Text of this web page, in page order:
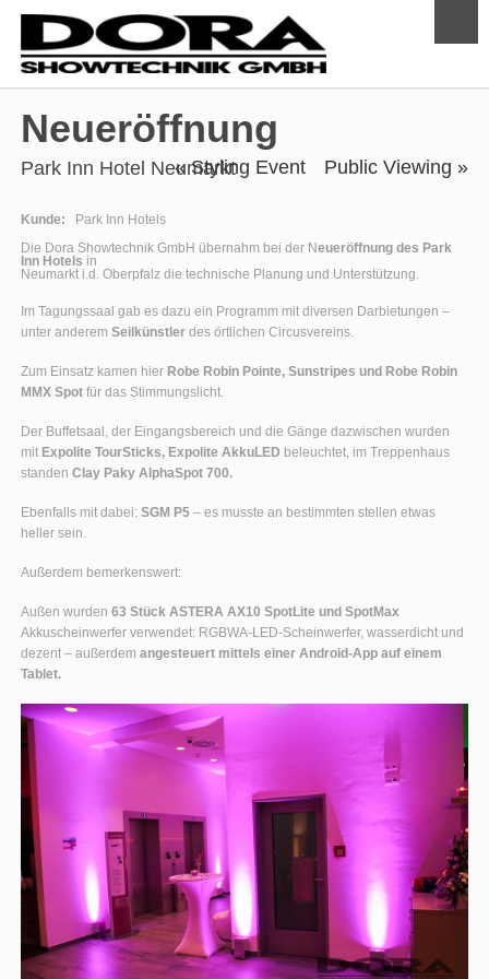
Neueröffnung
Park Inn Hotel Neumarkt« Styling Event Public Viewing »
Kunde:
Park Inn Hotels
Die Dora Showtechnik GmbH übernahm bei der Neueröffnung des Park
Inn Hotels in
Neumarkt i.d. Oberpfalz die technische Planung und Unterstützung.
Im Tagungssaal gab es dazu ein Programm mit diversen Darbietungen –
unter anderemSeilkünstler des örtlichen Circusvereins.
Zum Einsatz kamen hier Robe Robin Pointe, Sunstripes und Robe Robin
MMX Spot für das Stimmungslicht.
Der Buffetsaal, der Eingangsbereich und die Gänge dazwischen wurden
mit Expolite TourSticks, Expolite AkkuLED beleuchtet, im Treppenhaus
standen Clay Paky AlphaSpot 700.
Ebenfalls mit dabei:SGM P5 – es musste an bestimmten stellen etwas
heller sein.
Außerdem bemerkenswert:
Außen wurden63 Stück ASTERA AX10 SpotLite und SpotMax
Akkuscheinwerfer verwendet: RGBWA-LED-Scheinwerfer, wasserdicht und
dezent – außerdemangesteuert mittels einer Android-App auf einem
Tablet.